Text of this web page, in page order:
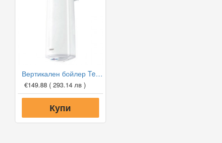
Вертикален бойлер Tesy SimpatEco Slim CTV 803830 B12 TSR
€149.88 ( 293.14 лв )
Купи